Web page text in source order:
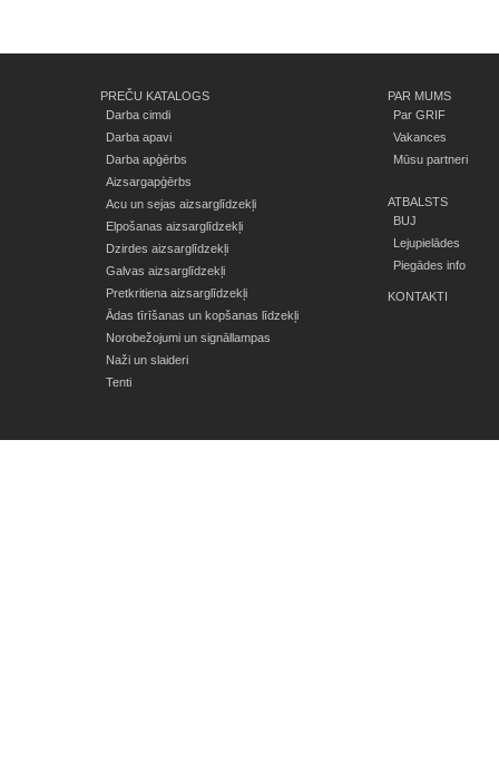
PREČU KATALOGS
Darba cimdi
Darba apavi
Darba apģērbs
Aizsargapģērbs
Acu un sejas aizsarglīdzekļi
Elpošanas aizsarglīdzekļi
Dzirdes aizsarglīdzekļi
Galvas aizsarglīdzekļi
Pretkritiena aizsarglīdzekļi
Ādas tīrīšanas un kopšanas līdzekļi
Norobežojumi un signāllampas
Naži un slaideri
Tenti
PAR MUMS
Par GRIF
Vakances
Mūsu partneri
ATBALSTS
BUJ
Lejupielādes
Piegādes info
KONTAKTI